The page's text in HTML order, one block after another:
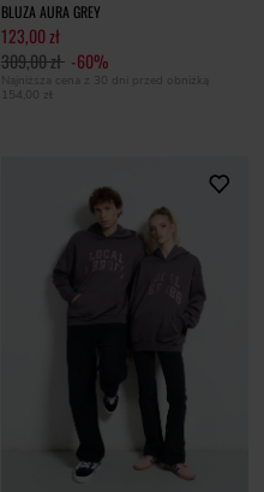
BLUZA AURA GREY
123,00 zł
309,00 zł -60%
Najniższa cena z 30 dni przed obniżką
154,00 zł